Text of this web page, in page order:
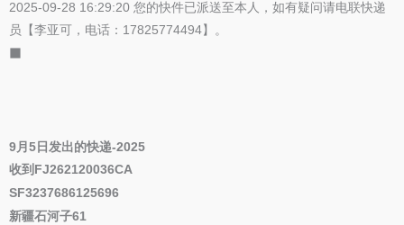
2025-09-28 16:29:20 您的快件已派送至本人，如有疑问请电联快递
员【李亚可，电话：17825774494】。
9月5日发出的快递-2025
收到FJ262120036CA
SF3237686125696
新疆石河子61